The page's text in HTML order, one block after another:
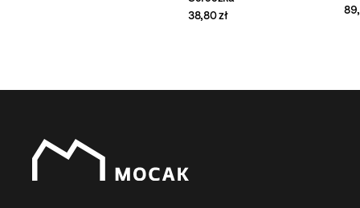
38,80 zł